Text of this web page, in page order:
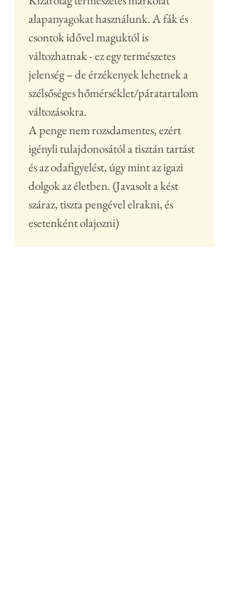
alapanyagokat használunk. A fák és
csontok idővel maguktól is
változhatnak - ez egy természetes
jelenség – de érzékenyek lehetnek a
szélsőséges hőmérséklet/páratartalom
változásokra.
A penge nem rozsdamentes, ezért
igényli tulajdonosától a tisztán tartást
és az odafigyelést, úgy mint az igazi
dolgok az életben. (Javasolt a kést
száraz, tiszta pengével elrakni, és
esetenként olajozni)